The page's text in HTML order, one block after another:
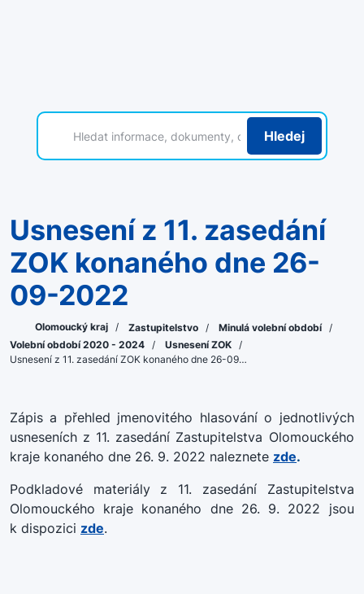
Hledej
Usnesení z 11. zasedání
ZOK konaného dne 26-
09-2022
Olomoucký kraj / Zastupitelstvo / Minulá volební období /
Volební období 2020 - 2024 / Usnesení ZOK /
Usnesení z 11. zasedání ZOK konaného dne 26-09…
Zápis a přehled jmenovitého hlasování o jednotlivých
usneseních z 11. zasedání Zastupitelstva Olomouckého
kraje konaného dne 26. 9. 2022 naleznete zde.
Podkladové materiály z 11. zasedání Zastupitelstva
Olomouckého kraje konaného dne 26. 9. 2022 jsou
k dispozici zde.